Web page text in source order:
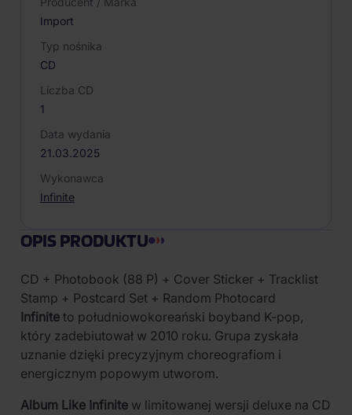
Import
Typ nośnika
CD
Liczba CD
1
Data wydania
21.03.2025
Wykonawca
Infinite
OPIS PRODUKTU
CD + Photobook (88 P) + Cover Sticker + Tracklist
Stamp + Postcard Set + Random Photocard
Infinite to południowokoreański boyband K-pop,
który zadebiutował w 2010 roku. Grupa zyskała
uznanie dzięki precyzyjnym choreografiom i
energicznym popowym utworom.
Album Like Infinite w limitowanej wersji deluxe na CD